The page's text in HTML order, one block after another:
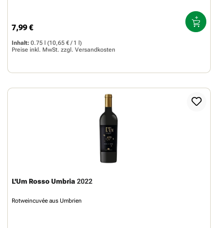
Regulärer Preis:
7,99 €
Inhalt: 0.75 l
(10,65 € / 1 l)
Preise inkl. MwSt. zzgl. Versandkosten
L'Um Rosso Umbria 2022
Rotweincuvée aus Umbrien